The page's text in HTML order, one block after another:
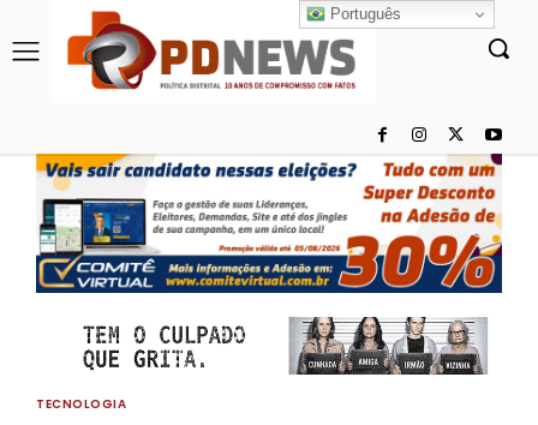
TECNOLOGIA
Português